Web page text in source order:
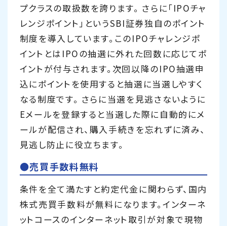
プクラスの取扱数を誇ります。 さらに「IPOチャ
レンジポイント」というSBI証券独自のポイント
制度を導入しています。このIPOチャレンジポ
イントとはIPOの抽選に外れた回数に応じてポ
イントが付与されます。次回以降のIPO抽選申
込にポイントを使用すると抽選に当選しやすく
なる制度です。 さらに当選を見逃さないように
Eメールを登録すると当選した際に自動的にメ
ールが配信され、購入手続きを忘れずに済み、
見逃し防止に役立ちます。
●売買手数料無料
条件を全て満たすと約定代金に関わらず、国内
株式売買手数料が無料になります。インターネ
ットコースのインターネット取引が対象で現物